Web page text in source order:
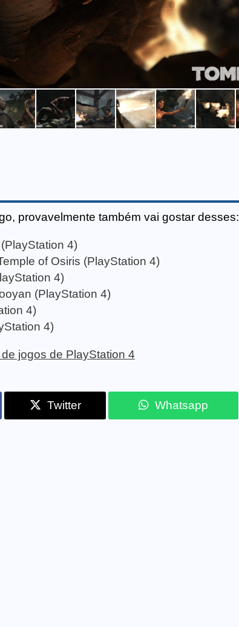
provavelmente também vai gostar desses:
4)
of Osiris (PlayStation 4)
4)
(PlayStation 4)
4)
4)
de jogos de PlayStation 4
Twitter Whatsapp